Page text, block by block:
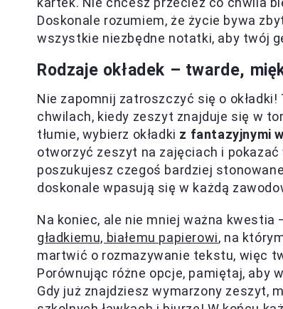
Doskonale rozumiem, że życie bywa
wszystkie niezbędne notatki, aby twój
Rodzaje okładek – twarde,
Nie zapomnij zatroszczyć się o
chwilach, kiedy zeszyt znajduje się w
tłumie, wybierz okładki z fantazyjnymi
otworzyć zeszyt na zajęciach i
poszukujesz czegoś bardziej
doskonale wpasują się w każdą
Na koniec, ale nie mniej ważna
gładkiemu, białemu papierowi, na
martwić o rozmazywanie tekstu, więc
Porównując różne opcje, pamiętaj, aby
Gdy już znajdziesz wymarzony zeszyt,